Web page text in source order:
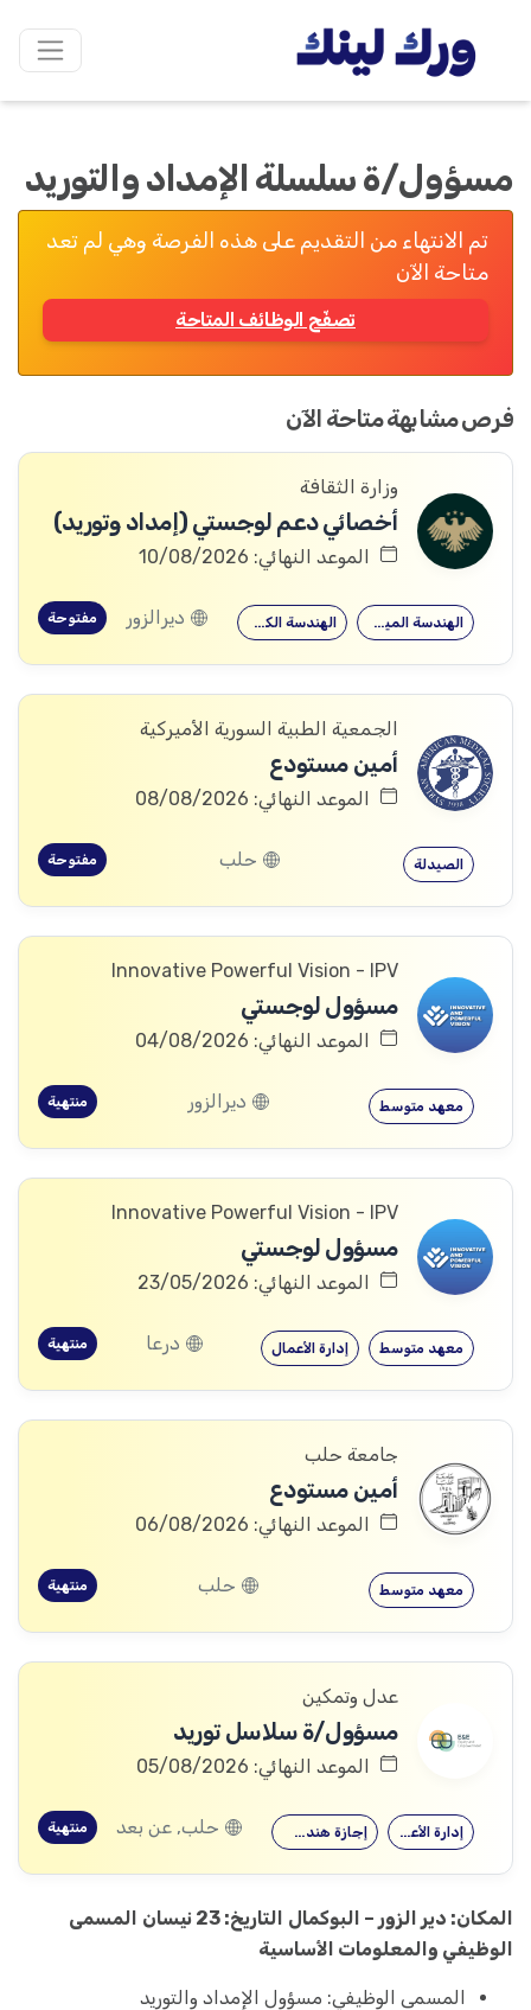
مسؤول/ة سلسلة الإمداد والتوريد
تم الانتهاء من التقديم على هذه الفرصة وهي لم تعد
متاحة الآن
تصفّح الوظائف المتاحة
فرص مشابهة متاحة الآن
وزارة الثقافة
أخصائي دعم لوجستي (إمداد وتوريد)
الموعد النهائي: 10/08/2026
الهندسة الكهربائية الهندسة الميكانيكية ديرالزور مفتوحة
الجمعية الطبية السورية الأميركية
أمين مستودع
الموعد النهائي: 08/08/2026
الصيدلة حلب مفتوحة
Innovative Powerful Vision - IPV
مسؤول لوجستي
الموعد النهائي: 04/08/2026
معهد متوسط ديرالزور منتهية
Innovative Powerful Vision - IPV
مسؤول لوجستي
الموعد النهائي: 23/05/2026
إدارة الأعمال معهد متوسط درعا منتهية
جامعة حلب
أمين مستودع
الموعد النهائي: 06/08/2026
معهد متوسط حلب منتهية
عدل وتمكين
مسؤول/ة سلاسل توريد
الموعد النهائي: 05/08/2026
إجازة هندسية… إدارة الأعمال حلب, عن بعد منتهية
المكان: دير الزور – البوكمال التاريخ: 23 نيسان
المسمى
الوظيفي والمعلومات الأساسية
المسمى الوظيفي: مسؤول الإمداد والتوريد